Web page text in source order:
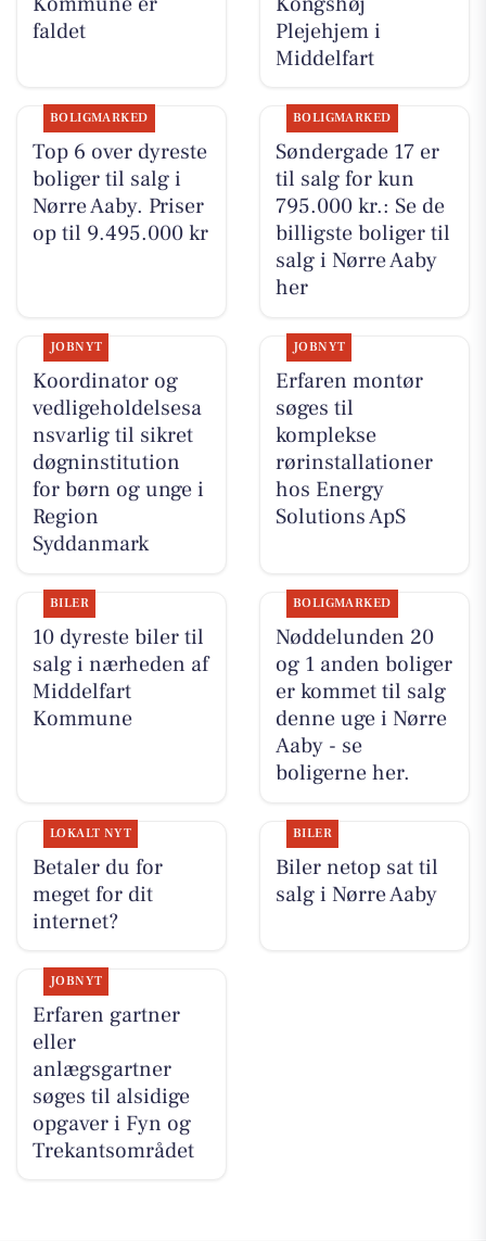
faldet
Plejehjem i
Middelfart
BOLIGMARKED
Top 6 over dyreste
boliger til salg i
Nørre Aaby. Priser
op til 9.495.000 kr
BOLIGMARKED
Søndergade 17 er
til salg for kun
795.000 kr.: Se de
billigste boliger til
salg i Nørre Aaby
her
JOBNYT
Koordinator og
vedligeholdelsesa
nsvarlig til sikret
døgninstitution
for børn og unge i
Region
Syddanmark
JOBNYT
Erfaren montør
søges til
komplekse
rørinstallationer
hos Energy
Solutions ApS
BILER
10 dyreste biler til
salg i nærheden af
Middelfart
Kommune
BOLIGMARKED
Nøddelunden 20
og 1 anden boliger
er kommet til salg
denne uge i Nørre
Aaby - se
boligerne her.
LOKALT NYT
Betaler du for
meget for dit
internet?
BILER
Biler netop sat til
salg i Nørre Aaby
JOBNYT
Erfaren gartner
eller
anlægsgartner
søges til alsidige
opgaver i Fyn og
Trekantsområdet